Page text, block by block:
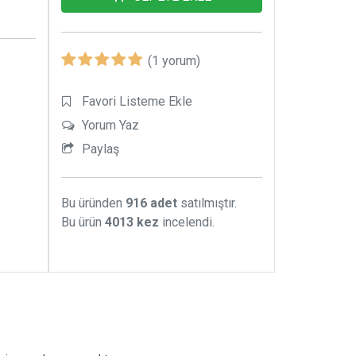
olsun,
(1 yorum)
Favori Listeme Ekle
Yorum Yaz
Paylaş
Bu üründen 916 adet satılmıştır.
Bu ürün 4013 kez incelendi.